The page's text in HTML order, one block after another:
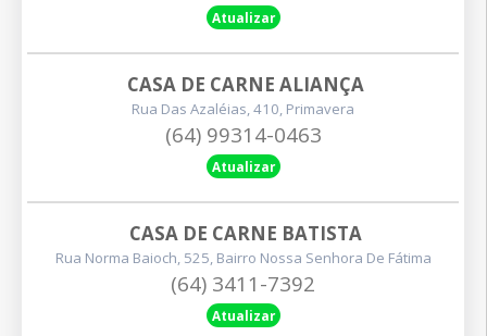
Atualizar
CASA DE CARNE ALIANÇA
Rua Das Azaléias, 410, Primavera
(64) 99314-0463
Atualizar
CASA DE CARNE BATISTA
Rua Norma Baioch, 525, Bairro Nossa Senhora De Fátima
(64) 3411-7392
Atualizar